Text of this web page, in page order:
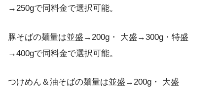
→250gで同料金で選択可能。
豚そばの麺量は並盛→200g・ 大盛→300g・特盛
→400gで同料金で選択可能。
つけめん＆油そばの麺量は並盛→200g・ 大盛